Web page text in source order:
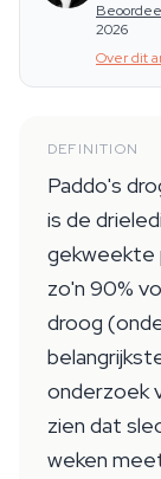
2026
Over dit
DEFINITION
Paddo's
is de
gekweekte
zo'n 90%
droog
onderzoek
zien dat
weken